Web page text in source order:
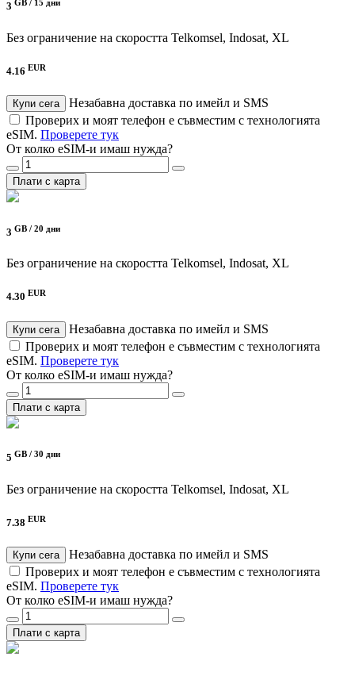
3 GB / 15 дни
Без ограничение на скоростта Telkomsel, Indosat, XL
4.16 EUR
Купи сега
Незабавна доставка по имейл и SMS
Проверих и моят телефон е съвместим с технологията
eSIM. Проверете тук
От колко eSIM-и имаш нужда?
Плати с карта
3 GB / 20 дни
Без ограничение на скоростта Telkomsel, Indosat, XL
4.30 EUR
Купи сега
Незабавна доставка по имейл и SMS
Проверих и моят телефон е съвместим с технологията
eSIM. Проверете тук
От колко eSIM-и имаш нужда?
Плати с карта
5 GB / 30 дни
Без ограничение на скоростта Telkomsel, Indosat, XL
7.38 EUR
Купи сега
Незабавна доставка по имейл и SMS
Проверих и моят телефон е съвместим с технологията
eSIM. Проверете тук
От колко eSIM-и имаш нужда?
Плати с карта